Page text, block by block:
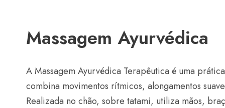
Massagem Ayurvédica
A Massagem Ayurvédica Terapêutica é uma
combina movimentos rítmicos, alongamentos
Realizada no chão, sobre tatami, utiliza mãos,